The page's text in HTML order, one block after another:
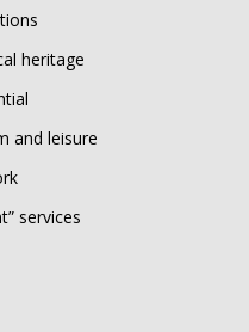
heritage
and leisure
services